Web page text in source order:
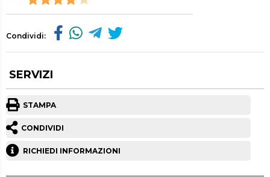
Condividi:
SERVIZI
STAMPA
CONDIVIDI
RICHIEDI INFORMAZIONI